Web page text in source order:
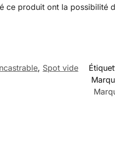
ce produit ont la possibilité
, Spot vide